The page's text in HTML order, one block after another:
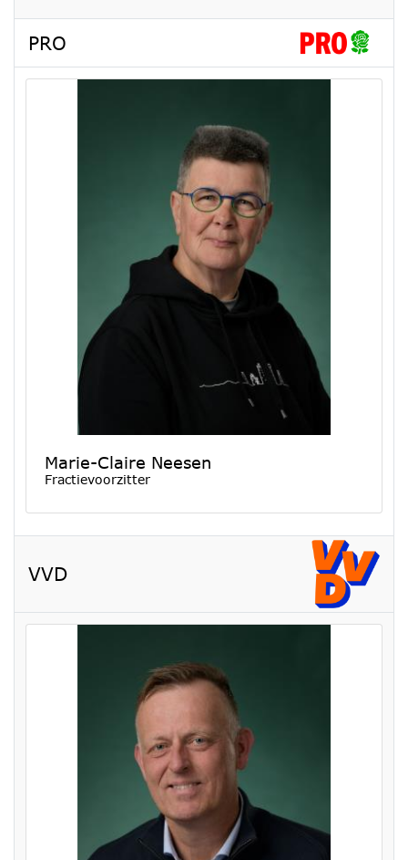
PRO
Marie-Claire Neesen
Fractievoorzitter
VVD